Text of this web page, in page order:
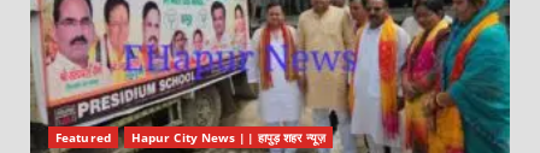
Featured Hapur City News || हापुड़ शहर न्यूज़